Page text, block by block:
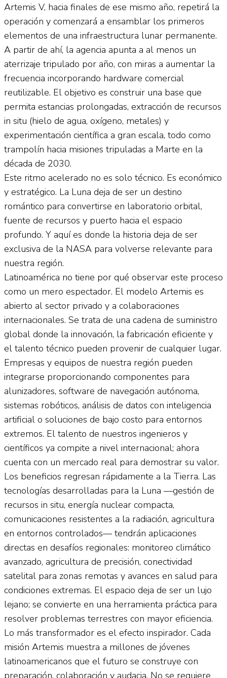
Artemis V, hacia finales de ese mismo año, repetirá la
operación y comenzará a ensamblar los primeros
elementos de una infraestructura lunar permanente.
A partir de ahí, la agencia apunta a al menos un
aterrizaje tripulado por año, con miras a aumentar la
frecuencia incorporando hardware comercial
reutilizable. El objetivo es construir una base que
permita estancias prolongadas, extracción de recursos
in situ (hielo de agua, oxígeno, metales) y
experimentación científica a gran escala, todo como
trampolín hacia misiones tripuladas a Marte en la
década de 2030.
Este ritmo acelerado no es solo técnico. Es económico
y estratégico. La Luna deja de ser un destino
romántico para convertirse en laboratorio orbital,
fuente de recursos y puerto hacia el espacio
profundo. Y aquí es donde la historia deja de ser
exclusiva de la NASA para volverse relevante para
nuestra región.
Latinoamérica no tiene por qué observar este proceso
como un mero espectador. El modelo Artemis es
abierto al sector privado y a colaboraciones
internacionales. Se trata de una cadena de suministro
global donde la innovación, la fabricación eficiente y
el talento técnico pueden provenir de cualquier lugar.
Empresas y equipos de nuestra región pueden
integrarse proporcionando componentes para
alunizadores, software de navegación autónoma,
sistemas robóticos, análisis de datos con inteligencia
artificial o soluciones de bajo costo para entornos
extremos. El talento de nuestros ingenieros y
científicos ya compite a nivel internacional; ahora
cuenta con un mercado real para demostrar su valor.
Los beneficios regresan rápidamente a la Tierra. Las
tecnologías desarrolladas para la Luna —gestión de
recursos in situ, energía nuclear compacta,
comunicaciones resistentes a la radiación, agricultura
en entornos controlados— tendrán aplicaciones
directas en desafíos regionales: monitoreo climático
avanzado, agricultura de precisión, conectividad
satelital para zonas remotas y avances en salud para
condiciones extremas. El espacio deja de ser un lujo
lejano; se convierte en una herramienta práctica para
resolver problemas terrestres con mayor eficiencia.
Lo más transformador es el efecto inspirador. Cada
misión Artemis muestra a millones de jóvenes
latinoamericanos que el futuro se construye con
preparación, colaboración y audacia. No se requiere